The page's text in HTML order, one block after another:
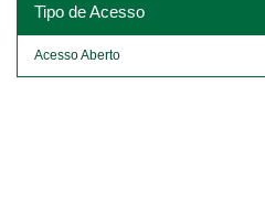
Tipo de Acesso
Acesso Aberto